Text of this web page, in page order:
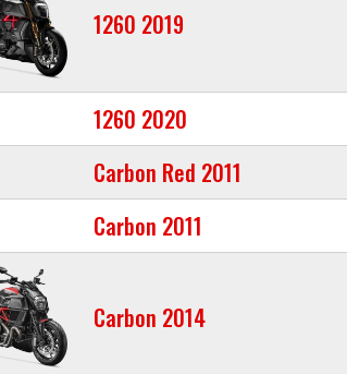
1260 2019
1260 2020
Carbon Red 2011
Carbon 2011
Carbon 2014